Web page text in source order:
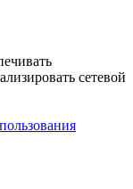
сетевой